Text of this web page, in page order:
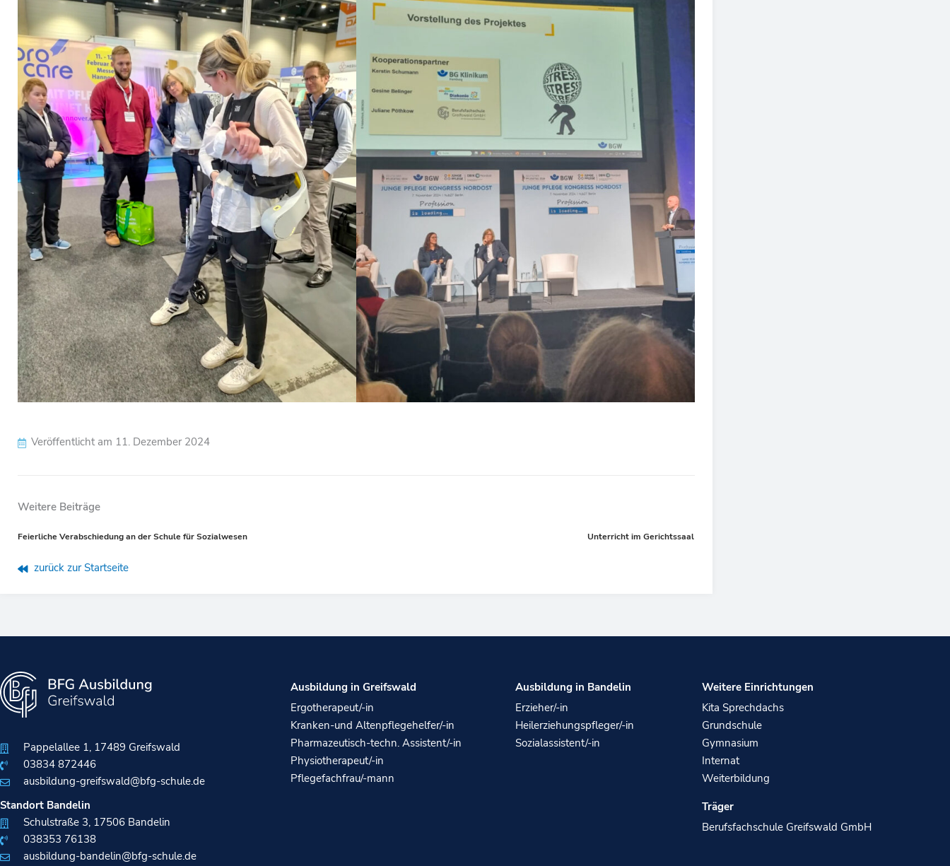
Veröffentlicht am 11. Dezember 2024
Weitere Beiträge
Prev
Feierliche Verabschiedung an der Schule für Sozialwesen Unterricht im GerichtssaalNächster
zurück zur Startseite
Pappelallee 1, 17489 Greifswald
03834 872446
ausbildung-greifswald@bfg-schule.de
Standort Bandelin
Schulstraße 3, 17506 Bandelin
038353 76138​
ausbildung-bandelin@bfg-schule.de
Ausbildung in Greifswald
Ergotherapeut/-in
Kranken-und Altenpflegehelfer/-in
Pharmazeutisch-techn. Assistent/-in
Physiotherapeut/-in
Pflegefachfrau/-mann
Ausbildung in Bandelin
Erzieher/-in
Heilerziehungspfleger/-in
Sozialassistent/-in
Weitere Einrichtungen
Kita Sprechdachs
Grundschule
Gymnasium
Internat
Weiterbildung
Träger
Berufsfachschule Greifswald GmbH